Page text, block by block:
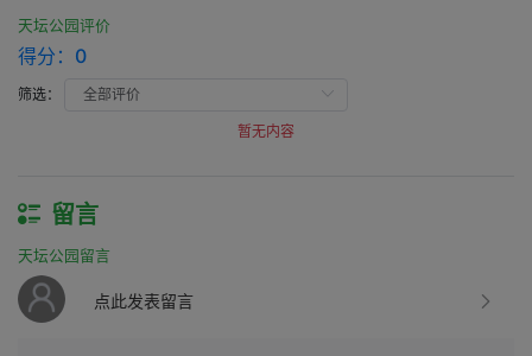
天坛公园评价
得分： 0
筛选：
暂无内容
留言
天坛公园留言
点此发表留言